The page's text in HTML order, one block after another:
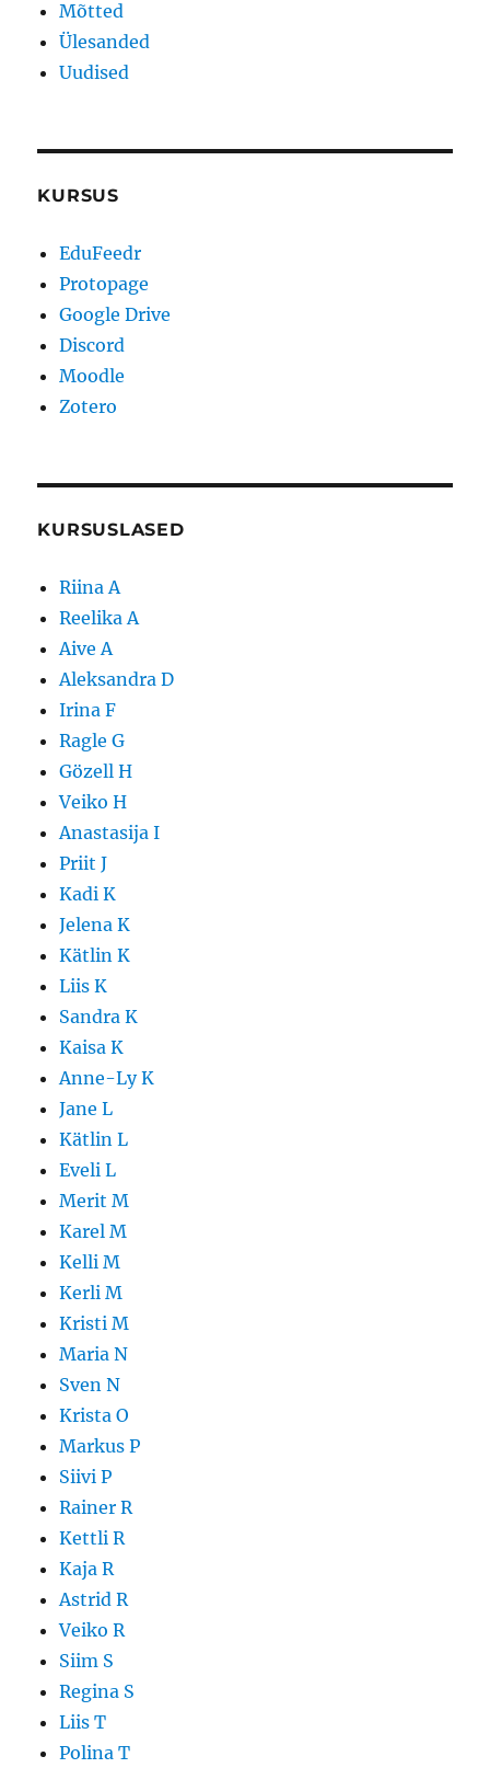
Mõtted
Ülesanded
Uudised
KURSUS
EduFeedr
Protopage
Google Drive
Discord
Moodle
Zotero
KURSUSLASED
Riina A
Reelika A
Aive A
Aleksandra D
Irina F
Ragle G
Gözell H
Veiko H
Anastasija I
Priit J
Kadi K
Jelena K
Kätlin K
Liis K
Sandra K
Kaisa K
Anne-Ly K
Jane L
Kätlin L
Eveli L
Merit M
Karel M
Kelli M
Kerli M
Kristi M
Maria N
Sven N
Krista O
Markus P
Siivi P
Rainer R
Kettli R
Kaja R
Astrid R
Veiko R
Siim S
Regina S
Liis T
Polina T